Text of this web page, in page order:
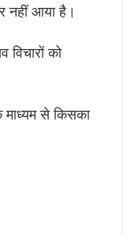
नहीं आया है।
को
से किसका